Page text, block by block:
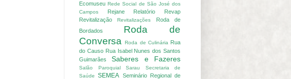
Ecomuseu Rede Social de São José dos
Campos
Rejane Relatório
Revap
Revitalização
Revitalizações
Roda de
Bordados
Roda de
Conversa
Roda de Culinária Rua
do Causo Rua Isabel Nunes dos Santos
Guimarães
Saberes e Fazeres
Salão Paroquial Sarau
Secretaria de
Saúde
SEMEA Seminário Regional de